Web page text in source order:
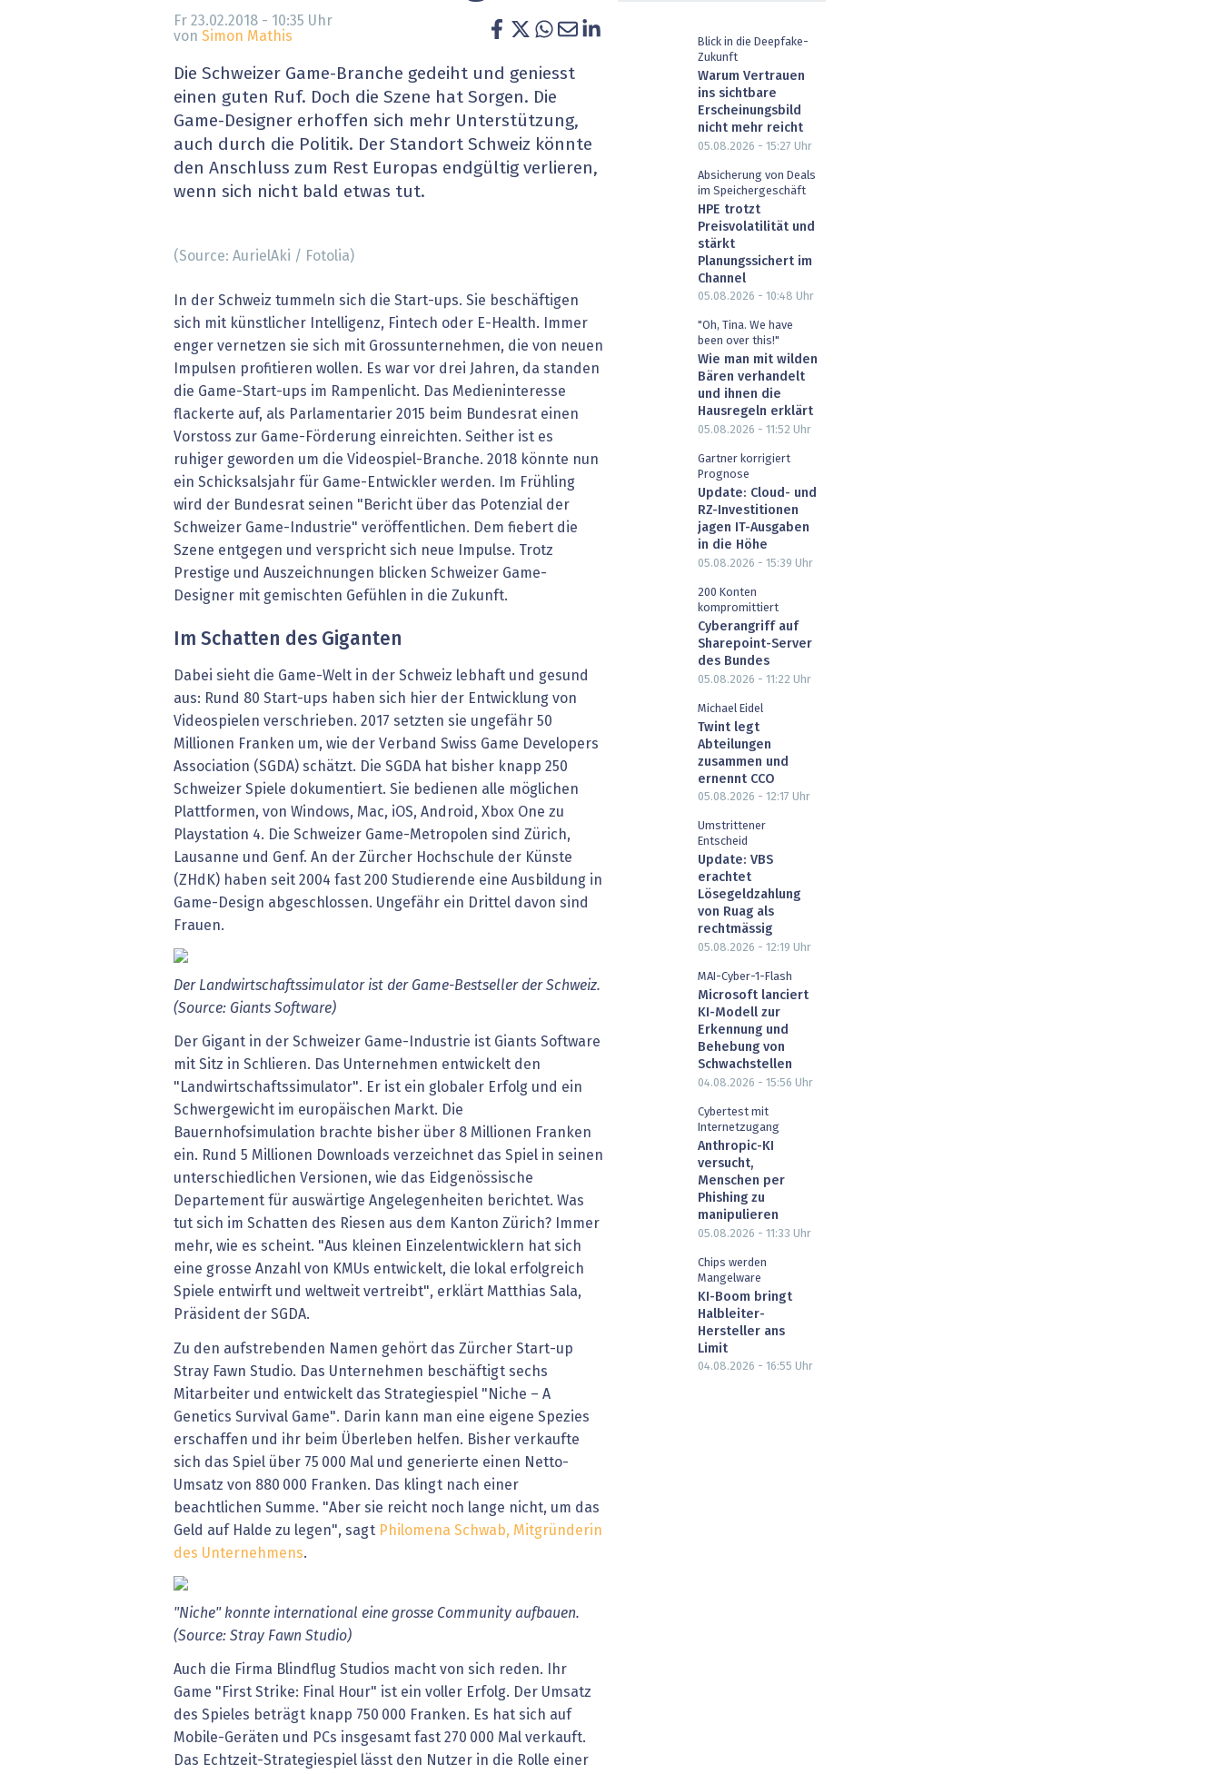
» alle News Gesundheit wird digital
Blockchain
EU-DSGVO
XaaS, Managed Services & Co.
Digital Banking
IT for Health
Artificial Intelligence
Finance 2030
Fintech & Insurtech
Professional AV & Digital Signage
Fr 23.02.2018 - 10:35 Uhr
von Simon Mathis
Die Schweizer Game-Branche gedeiht und geniesst
einen guten Ruf. Doch die Szene hat Sorgen. Die
Game-Designer erhoffen sich mehr Unterstützung,
auch durch die Politik. Der Standort Schweiz könnte
den Anschluss zum Rest Europas endgültig verlieren,
wenn sich nicht bald etwas tut.
(Source: AurielAki / Fotolia)
In der Schweiz tummeln sich die Start-ups. Sie beschäftigen
sich mit künstlicher Intelligenz, Fintech oder E-Health. Immer
enger vernetzen sie sich mit Grossunternehmen, die von neuen
Impulsen profitieren wollen. Es war vor drei Jahren, da standen
die Game-Start-ups im Rampenlicht. Das Medieninteresse
flackerte auf, als Parlamentarier 2015 beim Bundesrat einen
Vorstoss zur Game-Förderung einreichten. Seither ist es
ruhiger geworden um die Videospiel-Branche. 2018 könnte nun
ein Schicksalsjahr für Game-Entwickler werden. Im Frühling
wird der Bundesrat seinen "Bericht über das Potenzial der
Schweizer Game-Industrie" veröffentlichen. Dem fiebert die
Szene entgegen und verspricht sich neue Impulse. Trotz
Prestige und Auszeichnungen blicken Schweizer Game-
Designer mit gemischten Gefühlen in die Zukunft.
Im Schatten des Giganten
Dabei sieht die Game-Welt in der Schweiz lebhaft und gesund
aus: Rund 80 Start-ups haben sich hier der Entwicklung von
Videospielen verschrieben. 2017 setzten sie ungefähr 50
Millionen Franken um, wie der Verband Swiss Game Developers
Association (SGDA) schätzt. Die SGDA hat bisher knapp 250
Schweizer Spiele dokumentiert. Sie bedienen alle möglichen
Plattformen, von Windows, Mac, iOS, An­droid, Xbox One zu
Playstation 4. Die Schweizer Game-Metropolen sind Zürich,
Lausanne und Genf. An der Zürcher Hochschule der Künste
(ZHdK) haben seit 2004 fast 200 Studierende eine Ausbildung in
Game-Design abgeschlossen. Ungefähr ein Drittel davon sind
Frauen.
Der Landwirtschaftssimulator ist der Game-Bestseller der Schweiz.
(Source: Giants Software)
Der Gigant in der Schweizer Game-Industrie ist Giants Software
mit Sitz in Schlieren. Das Unternehmen entwickelt den
"Landwirtschaftssimulator". Er ist ein globaler Erfolg und ein
Schwergewicht im europäischen Markt. Die
Bauernhofsimulation brachte bisher über 8 Millionen Franken
ein. Rund 5 Millionen Downloads verzeichnet das Spiel in seinen
unterschiedlichen Versionen, wie das Eidgenössische
Departement für auswärtige Angelegenheiten berichtet. Was
tut sich im Schatten des Riesen aus dem Kanton Zürich? Immer
mehr, wie es scheint. "Aus kleinen Einzelentwicklern hat sich
eine grosse Anzahl von KMUs entwickelt, die lokal erfolgreich
Spiele entwirft und weltweit vertreibt", erklärt Matthias Sala,
Präsident der SGDA.
Zu den aufstrebenden Namen gehört das Zürcher Start-up
Stray Fawn Studio. Das Unternehmen beschäftigt sechs
Mitarbeiter und entwickelt das Strategiespiel "Niche – A
Genetics Survival Game". Darin kann man eine eigene Spezies
erschaffen und ihr beim Überleben helfen. Bisher verkaufte
sich das Spiel über 75 000 Mal und generierte einen Netto-
Umsatz von 880 000 Franken. Das klingt nach einer
beachtlichen Summe. "Aber sie reicht noch lange nicht, um das
Geld auf Halde zu legen", sagt Philomena Schwab, Mitgründerin
des Unternehmens.
"Niche" konnte international eine grosse Community aufbauen.
(Source: Stray Fawn Studio)
Auch die Firma Blindflug Studios macht von sich reden. Ihr
Game "First Strike: Final Hour" ist ein voller Erfolg. Der Umsatz
des Spieles beträgt knapp 750 000 Franken. Es hat sich auf
Mobile-Geräten und PCs insgesamt fast 270 000 Mal verkauft.
Das Echtzeit-Strategiespiel lässt den Nutzer in die Rolle einer
Blick in die Deepfake-
Zukunft
Warum Vertrauen
ins sichtbare
Erscheinungsbild
nicht mehr reicht
05.08.2026 - 15:27 Uhr
Absicherung von Deals
im Speichergeschäft
HPE trotzt
Preisvolatilität und
stärkt
Planungssichert im
Channel
05.08.2026 - 10:48 Uhr
"Oh, Tina. We have
been over this!"
Wie man mit wilden
Bären verhandelt
und ihnen die
Hausregeln erklärt
05.08.2026 - 11:52 Uhr
Gartner korrigiert
Prognose
Update: Cloud- und
RZ-Investitionen
jagen IT-Ausgaben
in die Höhe
05.08.2026 - 15:39 Uhr
200 Konten
kompromittiert
Cyberangriff auf
Sharepoint-Server
des Bundes
05.08.2026 - 11:22 Uhr
Michael Eidel
Twint legt
Abteilungen
zusammen und
ernennt CCO
05.08.2026 - 12:17 Uhr
Umstrittener
Entscheid
Update: VBS
erachtet
Lösegeldzahlung
von Ruag als
rechtmässig
05.08.2026 - 12:19 Uhr
MAI-Cyber-1-Flash
Microsoft lanciert
KI-Modell zur
Erkennung und
Behebung von
Schwachstellen
04.08.2026 - 15:56 Uhr
Cybertest mit
Internetzugang
Anthropic-KI
versucht,
Menschen per
Phishing zu
manipulieren
05.08.2026 - 11:33 Uhr
Chips werden
Mangelware
KI-Boom bringt
Halbleiter-
Hersteller ans
Limit
04.08.2026 - 16:55 Uhr